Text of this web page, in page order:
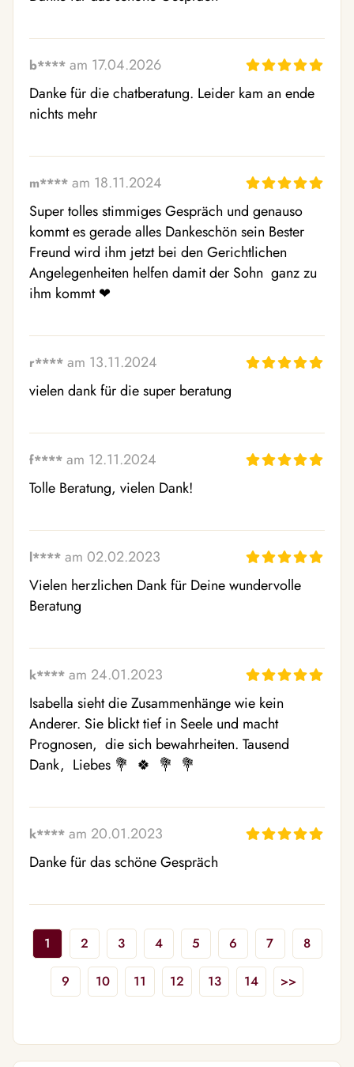
b**** am 17.04.2026
Danke für die chatberatung. Leider kam an ende
nichts mehr
m**** am 18.11.2024
Super tolles stimmiges Gespräch und genauso
kommt es gerade alles Dankeschön sein Bester
Freund wird ihm jetzt bei den Gerichtlichen
Angelegenheiten helfen damit der Sohn  ganz zu
ihm kommt ❤ ️
r**** am 13.11.2024
vielen dank für die super beratung
f**** am 12.11.2024
Tolle Beratung, vielen Dank!
l**** am 02.02.2023
Vielen herzlichen Dank für Deine wundervolle
Beratung
k**** am 24.01.2023
Isabella sieht die Zusammenhänge wie kein
Anderer. Sie blickt tief in Seele und macht
Prognosen,  die sich bewahrheiten. Tausend
Dank,  Liebes 💐  🍀  💐  💐
k**** am 20.01.2023
Danke für das schöne Gespräch
1 2 3 4 5 6 7 8
9 10 11 12 13 14 >>